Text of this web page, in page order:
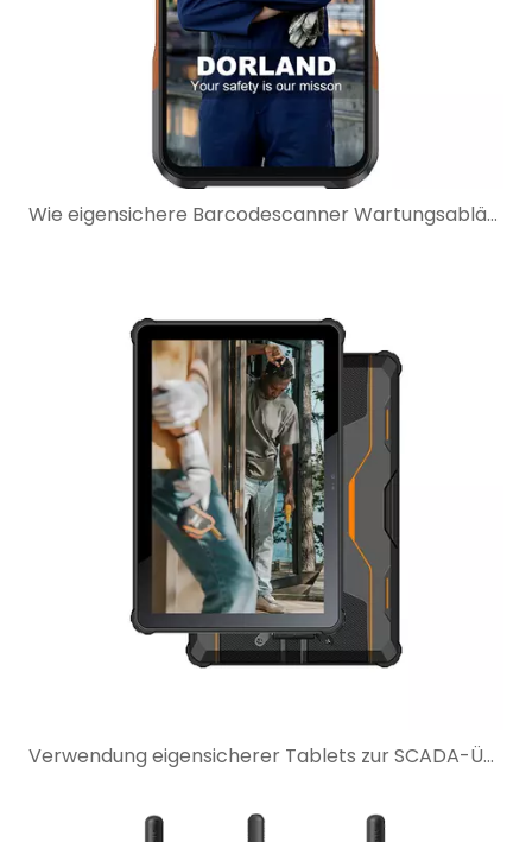
Wie eigensichere Barcodescanner Wartungsabläufe in explosionsgefährdeten Bereichen verbessern
Verwendung eigensicherer Tablets zur SCADA-Überwachung in gefährlichen Industriestandorten